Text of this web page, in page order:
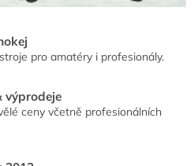
pro amatéry i profesionály.
výprodeje
ceny včetně profesionálních